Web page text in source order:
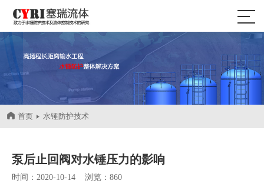
首页 水锤防护技术
泵后止回阀对水锤压力的影响
时间：2020-10-14 浏览：860